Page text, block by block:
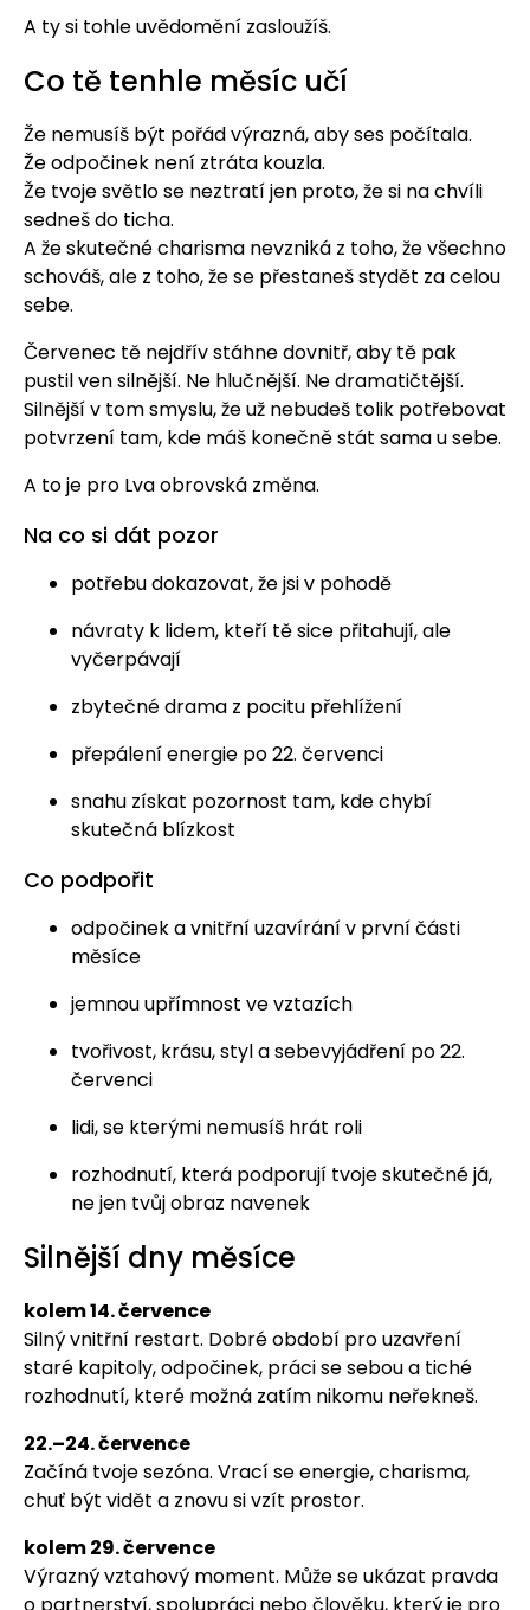
A ty si tohle uvědomění zasloužíš.
Co tě tenhle měsíc učí
Že nemusíš být pořád výrazná, aby ses počítala.
Že odpočinek není ztráta kouzla.
Že tvoje světlo se neztratí jen proto, že si na chvíli
sedneš do ticha.
A že skutečné charisma nevzniká z toho, že všechno
schováš, ale z toho, že se přestaneš stydět za celou
sebe.
Červenec tě nejdřív stáhne dovnitř, aby tě pak
pustil ven silnější. Ne hlučnější. Ne dramatičtější.
Silnější v tom smyslu, že už nebudeš tolik potřebovat
potvrzení tam, kde máš konečně stát sama u sebe.
A to je pro Lva obrovská změna.
Na co si dát pozor
potřebu dokazovat, že jsi v pohodě
návraty k lidem, kteří tě sice přitahují, ale
vyčerpávají
zbytečné drama z pocitu přehlížení
přepálení energie po 22. červenci
snahu získat pozornost tam, kde chybí
skutečná blízkost
Co podpořit
odpočinek a vnitřní uzavírání v první části
měsíce
jemnou upřímnost ve vztazích
tvořivost, krásu, styl a sebevyjádření po 22.
červenci
lidi, se kterými nemusíš hrát roli
rozhodnutí, která podporují tvoje skutečné já,
ne jen tvůj obraz navenek
Silnější dny měsíce
kolem 14. července
Silný vnitřní restart. Dobré období pro uzavření
staré kapitoly, odpočinek, práci se sebou a tiché
rozhodnutí, které možná zatím nikomu neřekneš.
22.–24. července
Začíná tvoje sezóna. Vrací se energie, charisma,
chuť být vidět a znovu si vzít prostor.
kolem 29. července
Výrazný vztahový moment. Může se ukázat pravda
o partnerství, spolupráci nebo člověku, který je pro